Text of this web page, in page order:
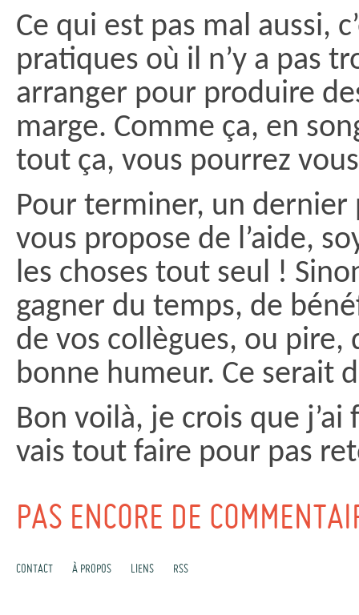
Ce qui est pas mal aussi,
pratiques où il n’y a pas
arranger pour produire
marge. Comme ça, en
tout ça, vous pourrez
Pour terminer, un
vous propose de l’aide,
les choses tout seul !
gagner du temps, de
de vos collègues, ou pire,
bonne humeur. Ce serait
Bon voilà, je crois que
vais tout faire pour pas
PAS ENCORE DE
CONTACT À PROPOS LIENS RSS